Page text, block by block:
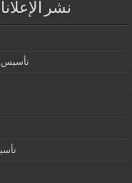
نشر
تأسيس